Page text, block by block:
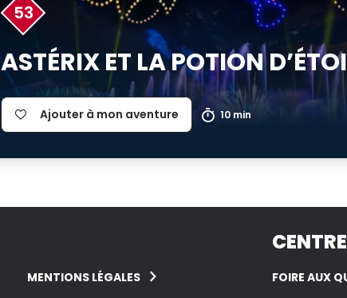
53
ASTÉRIX ET LA POTION
Ajouter à mon aventure 10 min
MENTIONS LÉGALES
FOIRE AUX